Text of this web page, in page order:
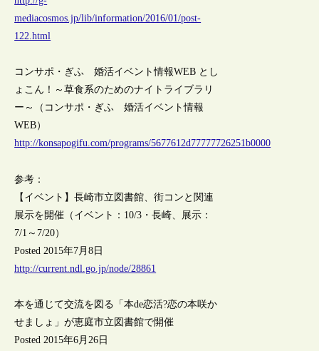
mediacosmos.jp/lib/information/2016/01/post-
122.html
コンサポ・ぎふ 婚活イベント情報WEB とし
ょこん！～草食系のためのナイトライブラリ
ー～（コンサポ・ぎふ 婚活イベント情報
WEB）
http://konsapogifu.com/programs/5677612d77777726251b0000
参考：
【イベント】長崎市立図書館、街コンと関連
展示を開催（イベント：10/3・長崎、展示：
7/1～7/20）
Posted 2015年7月8日
http://current.ndl.go.jp/node/28861
本を通じて交流を図る「本de恋活?恋の本咲か
せましょ」が恵庭市立図書館で開催
Posted 2015年6月26日